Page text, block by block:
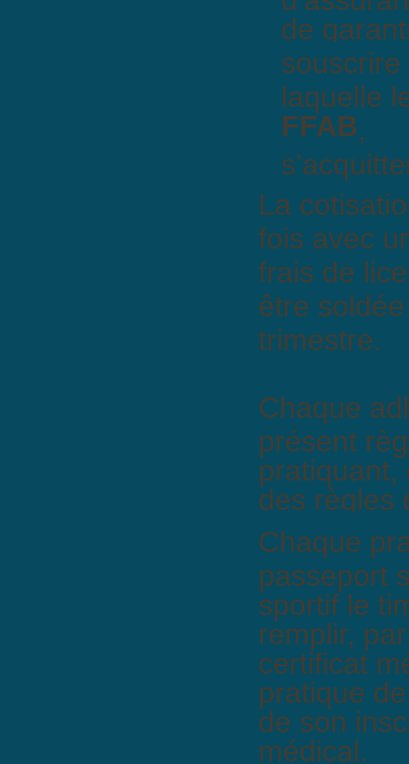
de
laquelle
FFAB
La
fois avec
frais de
être
trimestre.
Chaque
présent
pratiquant,
des règles
Chaque
passeport
sportif le
remplir,
certificat
pratique
de son
médical.